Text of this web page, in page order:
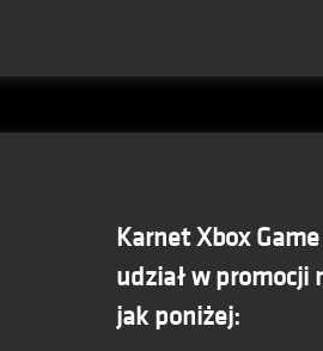
Karnet Xbox
udział w promocji
jak poniżej: